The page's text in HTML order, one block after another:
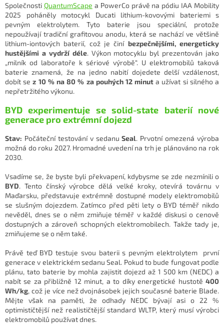
Společnosti QuantumScape a PowerCo právě na pódiu IAA Mobility
2025 poháněly motocykl Ducati lithium-kovovými bateriemi s
pevným elektrolytem. Tyto baterie jsou speciální, protože
nepoužívají tradiční grafitovou anodu, která se nachází ve většině
lithium-iontových baterií, což je činí bezpečnějšími, energeticky
hustějšími a vydrží déle. Výkon motocyklu byl prezentován jako
„milník od laboratoře k sériové výrobě“. U elektromobilů taková
baterie znamená, že na jedno nabití dojedete delší vzdálenost,
dobít sez 10 % na 80 % za pouhých 12 minut a užívat si silného a
nepřetržitého výkonu.
BYD experimentuje se solid-state baterií nové
generace pro extrémní dojezd
Stav: Počáteční testování v sedanuSeal. Prvotní omezená výroba
možná do roku 2027. Hromadné uvedení na trh je plánováno na rok
2030.
Vsadíme se, že byste byli překvapení, kdybysme se zde nezmínili o
BYD. Tento čínský výrobce dělá velké kroky, otevírá továrnu v
Maďarsku, představuje extrémně dostupné modely elektromobilů
se slušným dojezdem. Zatímco před pěti lety o BYD téměř nikdo
nevěděl, dnes se o něm zmiňuje téměř v každé diskusi o cenově
dostupných a zároveň schopných elektromobilech. Takže tady je,
zmiňujeme se o něm také.
Právě teď BYD testuje svou baterii s pevným elektrolytem první
generace v elektrickém sedanu Seal. Pokud to bude fungovat podle
plánu, tato baterie by mohla zajistit dojezd až 1 500 km (NEDC) a
nabít se za přibližně 12 minut, a to díky energetické hustotě 400
Wh/kg, což je více než dvojnásobek jejich současné baterie Blade.
Mějte však na paměti, že odhady NEDC bývají asi o 22 %
optimističtější než realističtější standard WLTP, který musí výrobci
elektromobilů používat dnes.